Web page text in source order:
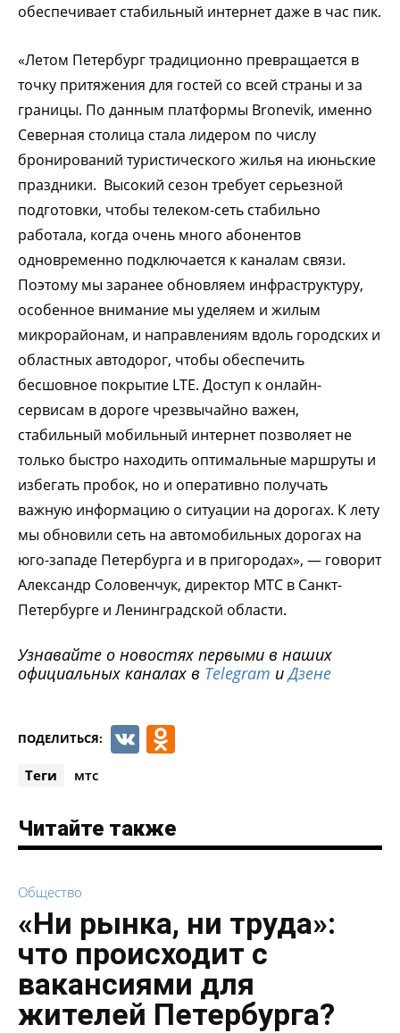
обеспечивает стабильный интернет даже в час пик.
«Летом Петербург традиционно превращается в
точку притяжения для гостей со всей страны и за
границы. По данным платформы Bronevik, именно
Северная столица стала лидером по числу
бронирований туристического жилья на июньские
праздники. Высокий сезон требует серьезной
подготовки, чтобы телеком-сеть стабильно
работала, когда очень много абонентов
одновременно подключается к каналам связи.
Поэтому мы заранее обновляем инфраструктуру,
особенное внимание мы уделяем и жилым
микрорайонам, и направлениям вдоль городских и
областных автодорог, чтобы обеспечить
бесшовное покрытие LTE. Доступ к онлайн-
сервисам в дороге чрезвычайно важен,
стабильный мобильный интернет позволяет не
только быстро находить оптимальные маршруты и
избегать пробок, но и оперативно получать
важную информацию о ситуации на дорогах. К лету
мы обновили сеть на автомобильных дорогах на
юго-западе Петербурга и в пригородах», — говорит
Александр Соловенчук, директор МТС в Санкт-
Петербурге и Ленинградской области.
Узнавайте о новостях первыми в наших
официальных каналах в Telegram иДзене
ПОДЕЛИТЬСЯ: VK
Теги мтс
Читайте также
Общество
«Ни рынка, ни труда»:
что происходит с
вакансиями для
жителей Петербурга?